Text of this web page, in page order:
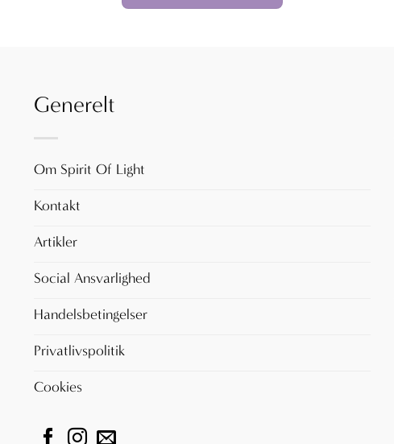
Generelt
Om Spirit Of Light
Kontakt
Artikler
Social Ansvarlighed
Handelsbetingelser
Privatlivspolitik
Cookies